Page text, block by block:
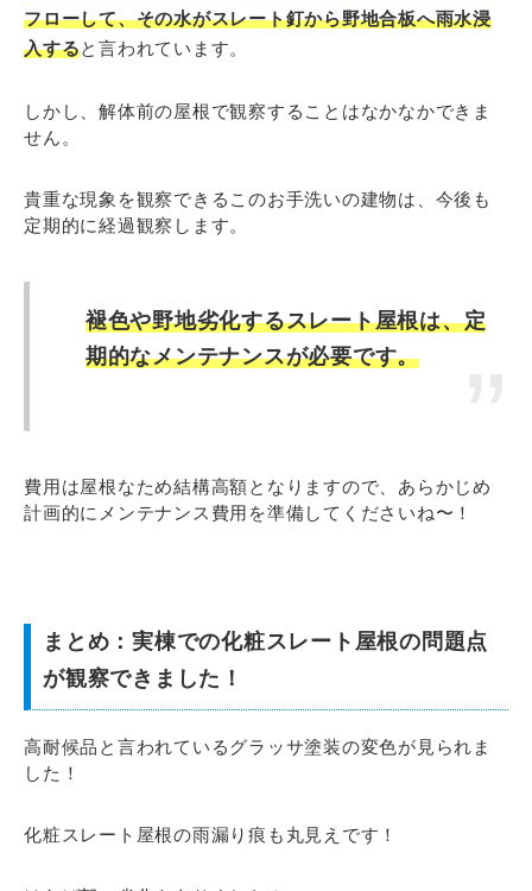
フローして、その水がスレート釘から野地合板へ雨水浸
入すると言われています。
しかし、解体前の屋根で観察することはなかなかできま
せん。
貴重な現象を観察できるこのお手洗いの建物は、今後も
定期的に経過観察します。
褪色や野地劣化するスレート屋根は、定
期的なメンテナンスが必要です。
費用は屋根なため結構高額となりますので、あらかじめ
計画的にメンテナンス費用を準備してくださいね〜！
まとめ：実棟での化粧スレート屋根の問題点
が観察できました！
高耐候品と言われているグラッサ塗装の変色が見られま
した！
化粧スレート屋根の雨漏り痕も丸見えです！